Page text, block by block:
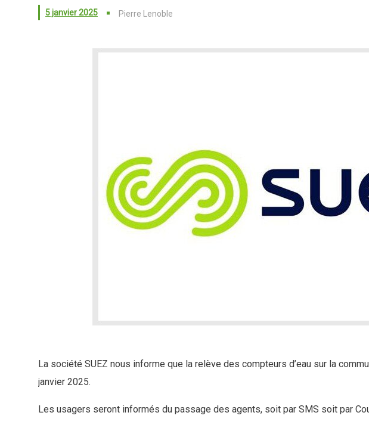
5 janvier 2025 Pierre Lenoble
La société SUEZ nous informe que la relève des compteurs d’eau sur la
janvier 2025.
Les usagers seront informés du passage des agents, soit par SMS soit par